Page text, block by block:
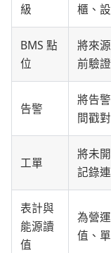
級
櫃、
BMS 點
位
將來
前驗
告警
將告
間戳
工單
將未
記錄
表計與
能源讀
值
為營
值、